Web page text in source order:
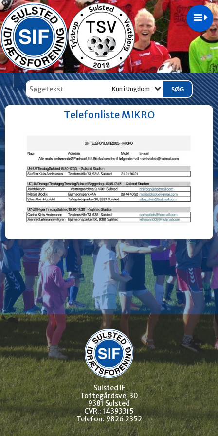
Kun i Ungdom
Telefonliste MIKRO
Sulsted IF
Toftegårdsvej 30
9381 Sulsted
CVR.: 14393315
Telefon: 9826 2352